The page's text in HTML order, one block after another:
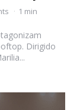
1 min
Dirigido